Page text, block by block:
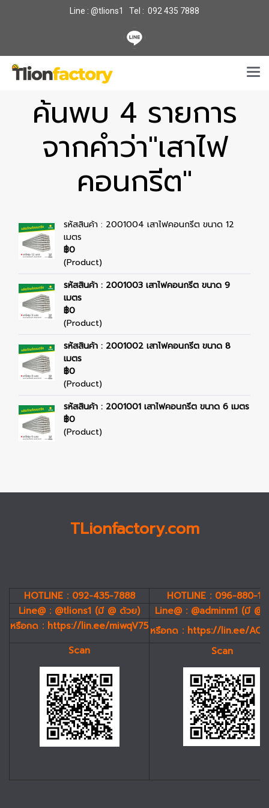
Line : @tlions1 Tel : 092 435 7888
ค้นพบ 4 รายการ
จากคำว่า"เสาไฟ
คอนกรีต"
รหัสสินค้า : 2001004 เสาไฟคอนกรีต ขนาด 12
เมตร
฿0
(Product)
รหัสสินค้า : 2001003 เสาไฟคอนกรีต ขนาด 9
เมตร
฿0
(Product)
รหัสสินค้า : 2001002 เสาไฟคอนกรีต ขนาด 8
เมตร
฿0
(Product)
รหัสสินค้า : 2001001 เสาไฟคอนกรีต ขนาด 6 เมตร
฿0
(Product)
TLionfactory.com
HOTLINE : 092-435-7888
HOTLINE : 096-880-
Line@ : @tlions1 (มี @ ด้วย)
Line@ : @adminm1 (มี
หรือกด : https://lin.ee/miwqV75หรือกด : https://lin.ee/
Scan
Scan